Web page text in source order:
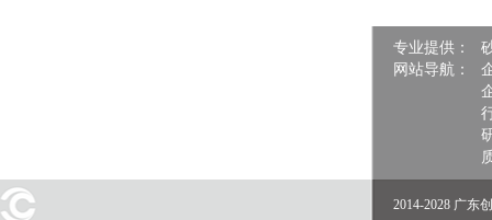
专业提供：
网站导航：
2014-2028 广东